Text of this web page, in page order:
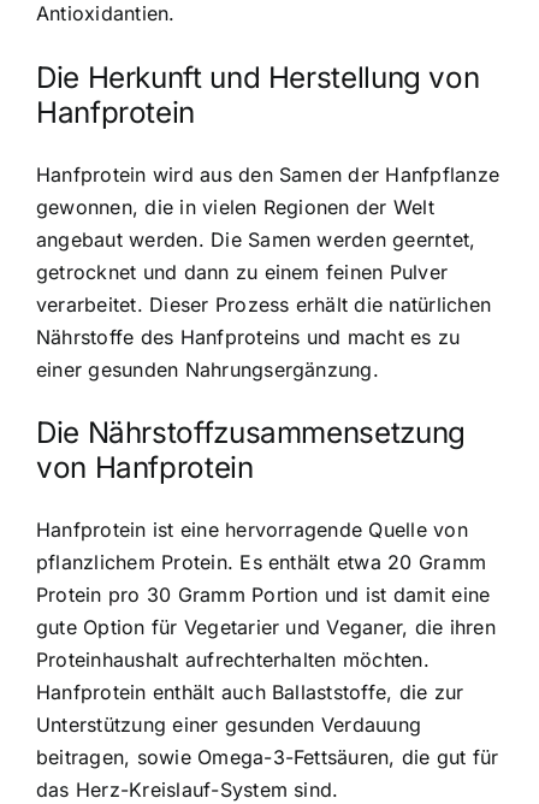
Antioxidantien.
Die Herkunft und Herstellung von
Hanfprotein
Hanfprotein wird aus den Samen der Hanfpflanze
gewonnen, die in vielen Regionen der Welt
angebaut werden. Die Samen werden geerntet,
getrocknet und dann zu einem feinen Pulver
verarbeitet. Dieser Prozess erhält die natürlichen
Nährstoffe des Hanfproteins und macht es zu
einer gesunden Nahrungsergänzung.
Die Nährstoffzusammensetzung
von Hanfprotein
Hanfprotein ist eine hervorragende Quelle von
pflanzlichem Protein. Es enthält etwa 20 Gramm
Protein pro 30 Gramm Portion und ist damit eine
gute Option für Vegetarier und Veganer, die ihren
Proteinhaushalt aufrechterhalten möchten.
Hanfprotein enthält auch Ballaststoffe, die zur
Unterstützung einer gesunden Verdauung
beitragen, sowie Omega-3-Fettsäuren, die gut für
das Herz-Kreislauf-System sind.